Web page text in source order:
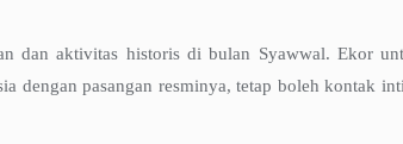
dan aktivitas historis di bulan Syawwal. Ekor
dengan pasangan resminya, tetap boleh kontak